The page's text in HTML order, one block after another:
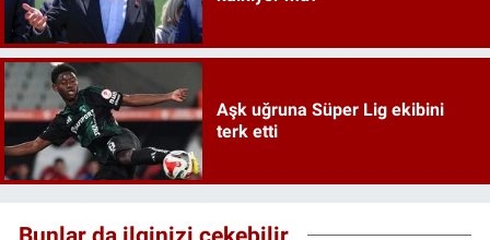
Aşk uğruna Süper Lig ekibini
terk etti